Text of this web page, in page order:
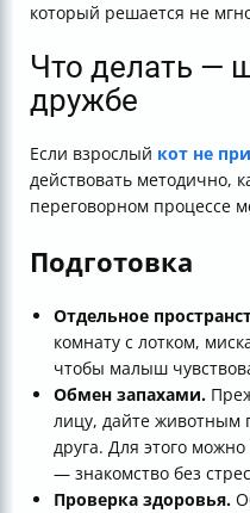
который решается не
Что делать —
дружбе
Если взрослый кот не
действовать методично,
переговорном процессе
Подготовка
Отдельное
комнату с лотком,
чтобы малыш
Обмен запахами.
лицу, дайте животным
друга. Для этого
— знакомство без
Проверка здоровья.